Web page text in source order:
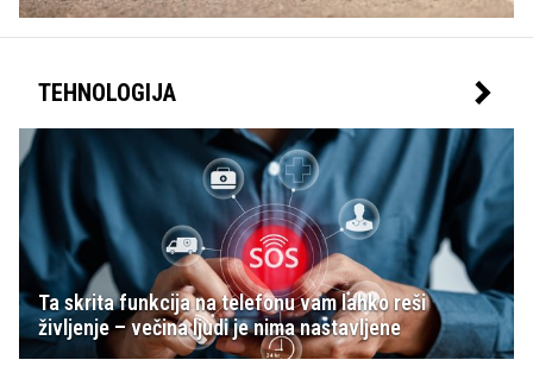
TEHNOLOGIJA
Ta skrita funkcija na telefonu vam lahko reši
življenje – večina ljudi je nima nastavljene